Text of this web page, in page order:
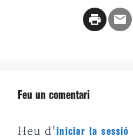
Feu un comentari
Heu d'iniciar la sessió